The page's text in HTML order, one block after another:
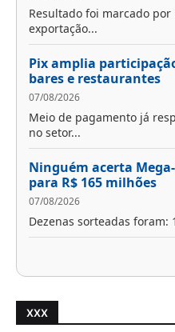
Resultado foi marcado
exportação...
Pix amplia
bares e restaurantes
07/08/2026
Meio de pagamento já
no setor...
Ninguém acerta
para R$ 165 milhões
07/08/2026
Dezenas sorteadas foram:
XXX